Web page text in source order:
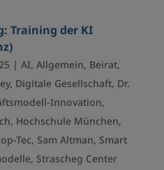
Training der KI
| AI, Allgemein, Beirat,
, Digitale Gesellschaft, Dr.
Innovation,
, Hochschule München,
Tec, Sam Altman, Smart
, Strascheg Center